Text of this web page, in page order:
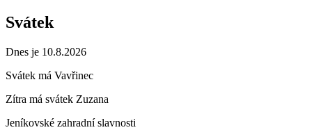
Svátek
Dnes je 10.8.2026
Svátek má Vavřinec
Zítra má svátek Zuzana
Jeníkovské zahradní slavnosti